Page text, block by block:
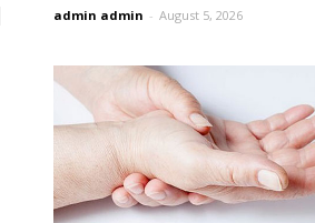
admin admin - August 5, 2026